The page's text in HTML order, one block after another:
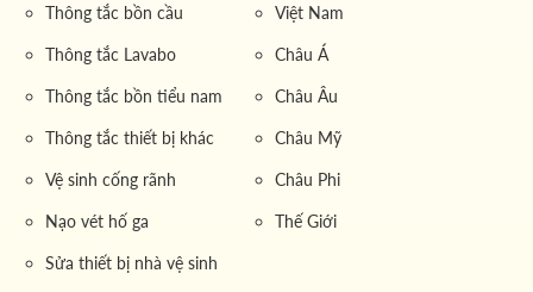
Thông tắc bồn cầu
Thông tắc Lavabo
Thông tắc bồn tiểu nam
Thông tắc thiết bị khác
Vệ sinh cống rãnh
Nạo vét hố ga
Sửa thiết bị nhà vệ sinh
Việt Nam
Châu Á
Châu Âu
Châu Mỹ
Châu Phi
Thế Giới